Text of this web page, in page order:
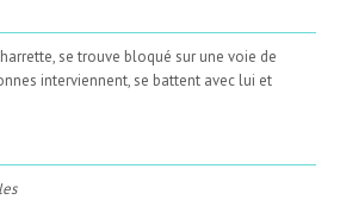
se trouve bloqué sur une voie de
interviennent, se battent avec lui et